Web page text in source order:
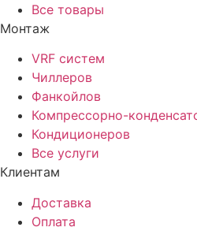
Все товары
Монтаж
VRF систем
Чиллеров
Фанкойлов
Компрессорно-
Кондиционеров
Все услуги
Клиентам
Доставка
Оплата